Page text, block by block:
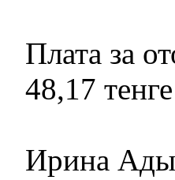
Плата за
48,17
Ирина